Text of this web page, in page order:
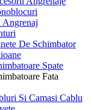
Angrenaj
De Schimbator
Spate
Fata
Si Camasi Cablu